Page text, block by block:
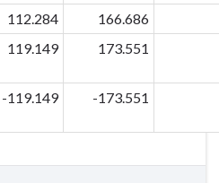
112.284
166.686
119.149 173.551
-119.149 -173.551